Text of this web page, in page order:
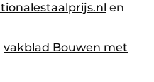
en
vakblad Bouwen met